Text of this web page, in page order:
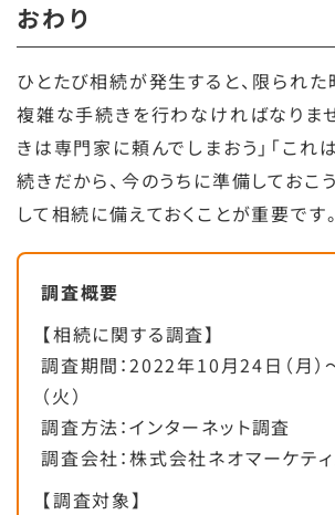
おわり
ひとたび相続が発生すると、限られ
複雑な手続きを行わなければなりま
きは専門家に頼んでしまおう」「これ
続きだから、今のうちに準備しておこ
して相続に備えておくことが重要です。
調査概要
【相続に関する調査】
調査期間：2022年10月24日（月
（火）
調査方法：インターネット調査
調査会社：株式会社ネオマーケテ
【調査対象】